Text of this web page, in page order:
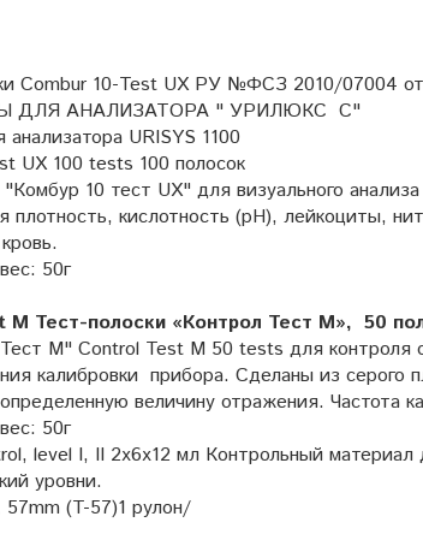
Combur 10-Test UX РУ №ФСЗ 2010/07004
ДЛЯ АНАЛИЗАТОРА " УРИЛЮКС С"
URISYS 1100
UX 100 tests 100 полосок
10 тест UX" для визуального
плотность, кислотность (рН), лейкоциты,
50г
M Тест-полоски «Контрол Тест М», 50
М" Control Test M 50 tests для контроля
калибровки прибора. Сделаны из серого
величину отражения. Частота
50г
level I, II 2x6x12 мл Контрольный материал
уровни.
(T-57)1 рулон/